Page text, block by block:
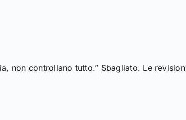
non controllano tutto.” Sbagliato. Le